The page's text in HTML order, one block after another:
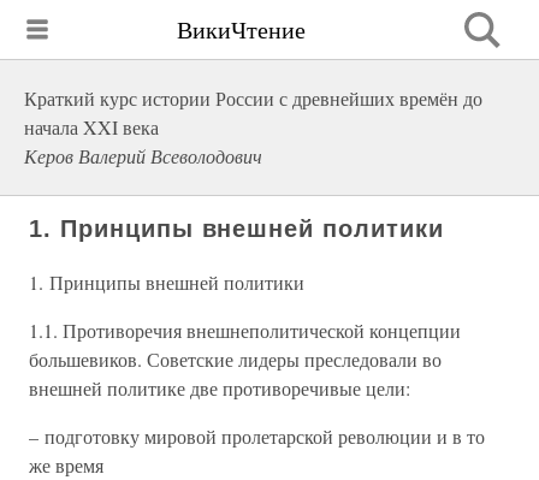
ВикиЧтение
Краткий курс истории России с древнейших времён до
начала XXI века
Керов Валерий Всеволодович
1. Принципы внешней политики
1. Принципы внешней политики
1.1. Противоречия внешнеполитической концепции
большевиков. Советские лидеры преследовали во
внешней политике две противоречивые цели:
– подготовку мировой пролетарской революции и в то
же время